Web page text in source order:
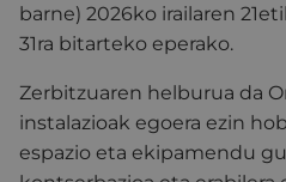
barne) 2026ko irailaren
31ra bitarteko eperako.
Zerbitzuaren helburua da
instalazioak egoera ezin
espazio eta ekipamendu